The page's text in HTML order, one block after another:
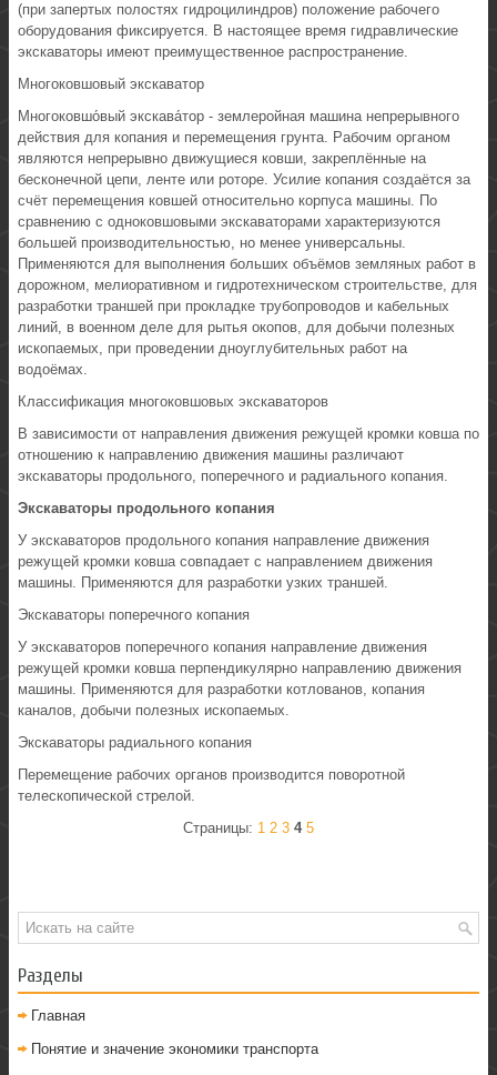
(при запертых полостях гидроцилиндров) положение рабочего
оборудования фиксируется. В настоящее время гидравлические
экскаваторы имеют преимущественное распространение.
Многоковшовый экскаватор
Многоковшо́вый экскава́тор - землеройная машина непрерывного
действия для копания и перемещения грунта. Рабочим органом
являются непрерывно движущиеся ковши, закреплённые на
бесконечной цепи, ленте или роторе. Усилие копания создаётся за
счёт перемещения ковшей относительно корпуса машины. По
сравнению с одноковшовыми экскаваторами характеризуются
большей производительностью, но менее универсальны.
Применяются для выполнения больших объёмов земляных работ в
дорожном, мелиоративном и гидротехническом строительстве, для
разработки траншей при прокладке трубопроводов и кабельных
линий, в военном деле для рытья окопов, для добычи полезных
ископаемых, при проведении дноуглубительных работ на
водоёмах.
Классификация многоковшовых экскаваторов
В зависимости от направления движения режущей кромки ковша по
отношению к направлению движения машины различают
экскаваторы продольного, поперечного и радиального копания.
Экскаваторы продольного копания
У экскаваторов продольного копания направление движения
режущей кромки ковша совпадает с направлением движения
машины. Применяются для разработки узких траншей.
Экскаваторы поперечного копания
У экскаваторов поперечного копания направление движения
режущей кромки ковша перпендикулярно направлению движения
машины. Применяются для разработки котлованов, копания
каналов, добычи полезных ископаемых.
Экскаваторы радиального копания
Перемещение рабочих органов производится поворотной
телескопической стрелой.
Страницы: 1 2 3 4 5
Разделы
Главная
Понятие и значение экономики транспорта